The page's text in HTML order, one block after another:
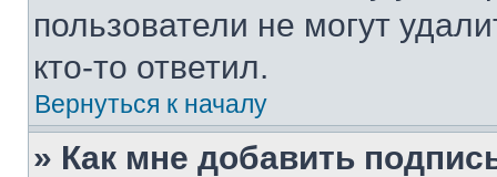
пользователи не могут
кто-то ответил.
Вернуться к началу
» Как мне добавить